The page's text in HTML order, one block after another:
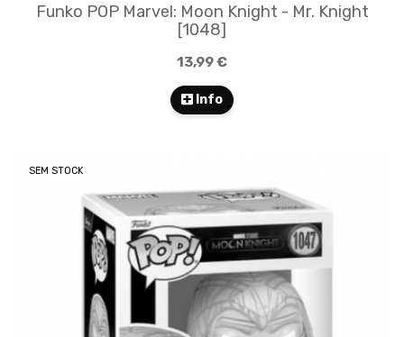
Funko POP Marvel: Moon Knight - Mr. Knight
[1048]
13,99 €
Info
SEM STOCK